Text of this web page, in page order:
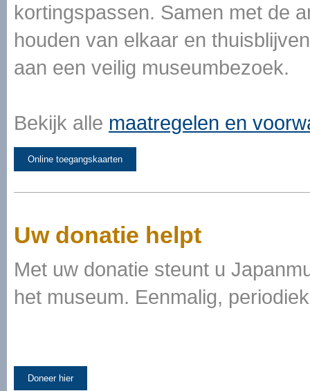
kortingspassen. Samen met de
houden van elkaar en
aan een veilig museumbezoek.
Bekijk alle maatregelen en
Online toegangskaarten
Uw donatie helpt
Met uw donatie steunt u
het museum. Eenmalig,
Doneer hier